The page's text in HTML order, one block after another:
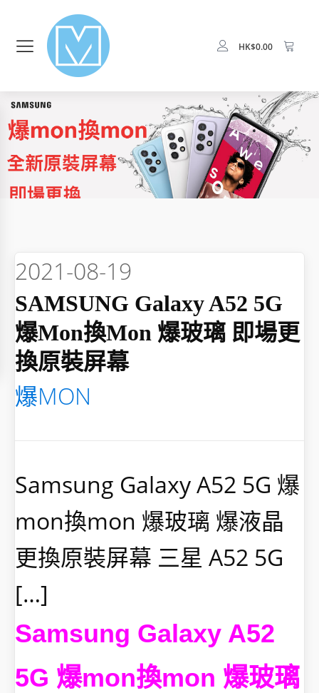
HK$0.00
2021-08-19
SAMSUNG Galaxy A52 5G
爆mon換mon 爆玻璃 即場更
換原裝屏幕
爆MON
Samsung Galaxy A52 5G 爆
mon換mon 爆玻璃 爆液晶
更換原裝屏幕 三星 A52 5G
[…]
Samsung Galaxy A52
5G 爆mon換mon 爆玻璃